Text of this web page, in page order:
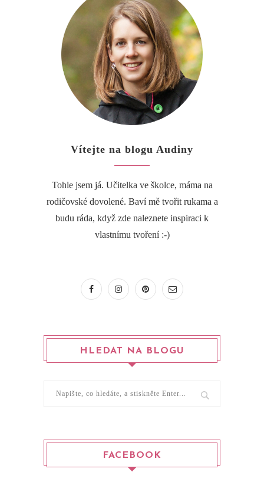
Vítejte na blogu Audiny
Tohle jsem já. Učitelka ve školce, máma na
rodičovské dovolené. Baví mě tvořit rukama a
budu ráda, když zde naleznete inspiraci k
vlastnímu tvoření :-)
HLEDAT NA BLOGU
FACEBOOK